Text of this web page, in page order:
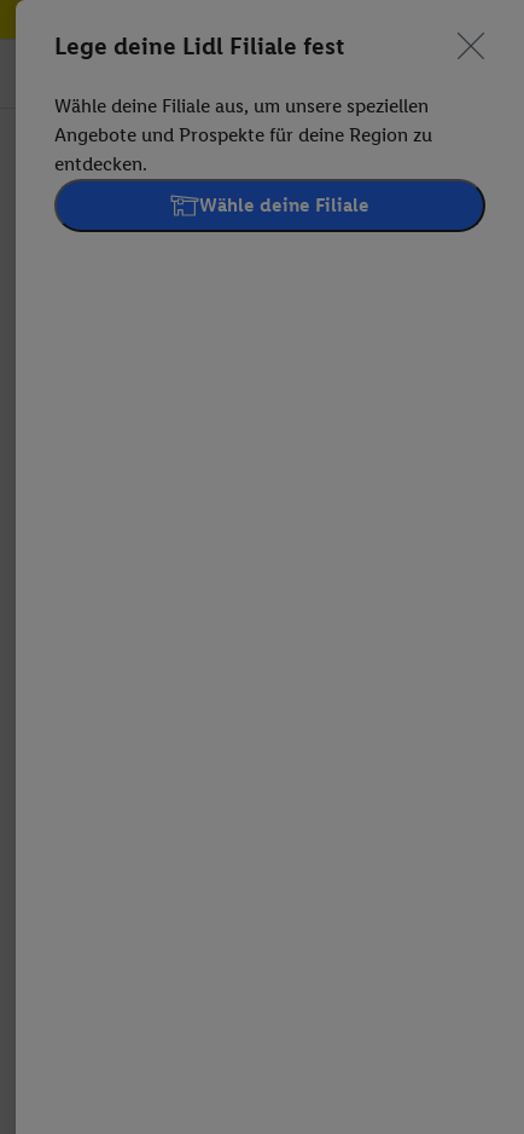
Lege deine Lidl Filiale fest
Wähle deine Filiale aus, um unsere speziellen
Angebote und Prospekte für deine Region zu
entdecken.
Wähle deine Filiale